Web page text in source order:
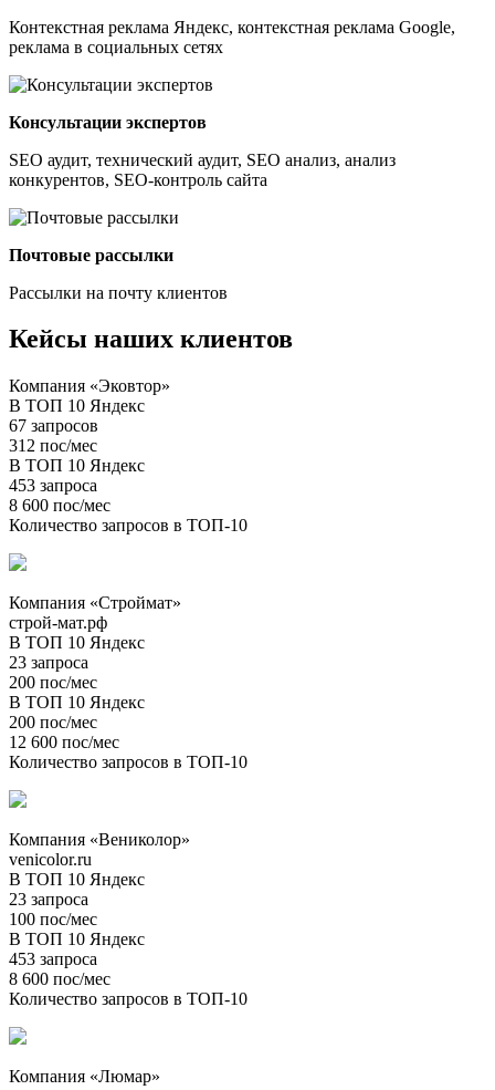
Контекстная реклама Яндекс, контекстная реклама Google,
реклама в социальных сетях
Консультации экспертов
SEO аудит, технический аудит, SEO анализ, анализ
конкурентов, SEO-контроль сайта
Почтовые рассылки
Рассылки на почту клиентов
Кейсы наших клиентов
Компания «Эковтор»
В ТОП 10 Яндекс
67 запросов
312 пос/мес
В ТОП 10 Яндекс
453 запроса
8 600 пос/мес
Количество запросов в ТОП-10
Компания «Строймат»
строй-мат.рф
В ТОП 10 Яндекс
23 запроса
200 пос/мес
В ТОП 10 Яндекс
200 пос/мес
12 600 пос/мес
Количество запросов в ТОП-10
Компания «Вениколор»
venicolor.ru
В ТОП 10 Яндекс
23 запроса
100 пос/мес
В ТОП 10 Яндекс
453 запроса
8 600 пос/мес
Количество запросов в ТОП-10
Компания «Люмар»